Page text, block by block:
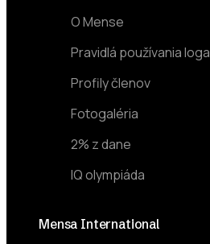
O Mense
Pravidlá používania loga
Profily členov
Fotogaléria
2% z dane
IQ olympiáda
Mensa International